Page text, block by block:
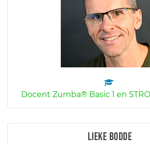
Docent Zumba® Basic 1 en
Lieke Bodde